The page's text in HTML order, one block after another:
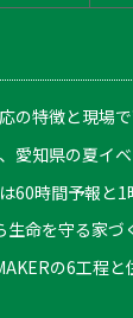
の特徴と現場
愛知県の夏イ
60時間予報と1
生命を守る家づ
の6工程と